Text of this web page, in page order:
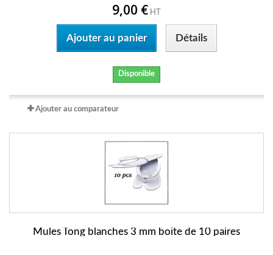
9,00 € HT
Ajouter au panier Détails
Disponible
Ajouter au comparateur
Mules Tong blanches 3 mm boite de 10 paires